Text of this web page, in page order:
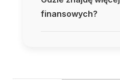
finansowych?